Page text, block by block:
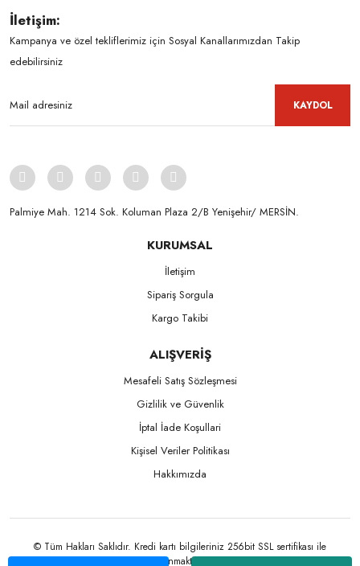
İletişim:
Kampanya ve özel tekliflerimiz için Sosyal Kanallarımızdan Takip
edebilirsiniz
KAYDOL
Palmiye Mah. 1214 Sok. Koluman Plaza 2/B Yenişehir/ MERSİN.ㅤㅤㅤㅤㅤㅤㅤㅤㅤㅤㅤㅤㅤㅤㅤㅤㅤㅤㅤㅤㅤㅤㅤㅤㅤㅤㅤㅤㅤㅤㅤㅤㅤㅤㅤ ㅤㅤㅤㅤㅤㅤㅤㅤㅤㅤ
KURUMSAL
İletişim
Sipariş Sorgula
Kargo Takibi
ALIŞVERİŞ
Mesafeli Satış Sözleşmesi
Gizlilik ve Güvenlik
İptal İade Koşullari
Kişisel Veriler Politikası
Hakkımızda
© Tüm Hakları Saklıdır. Kredi kartı bilgileriniz 256bit SSL sertifikası ile
korunmaktadır.